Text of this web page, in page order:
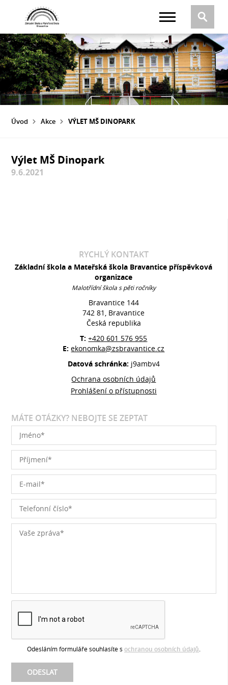
Úvod Akce VÝLET MŠ DINOPARK
Výlet MŠ Dinopark
9.6.2021
RYCHLÝ KONTAKT
Základní škola a Mateřská škola Bravantice příspěvková
organizace
Malotřídní škola s pěti ročníky
Bravantice 144
742 81, Bravantice
Česká republika
T:+420 601 576 955
E:ekonomka@zsbravantice.cz
Datová schránka: j9ambv4
Ochrana osobních údajů
Prohlášení o přístupnosti
MÁTE OTÁZKY? NEBOJTE SE ZEPTAT
Odesláním formuláře souhlasíte s ochranou osobních údajů